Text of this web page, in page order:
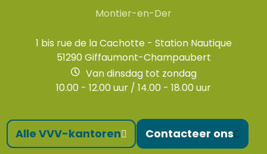
Montier-en-Der
1 bis rue de la Cachotte - Station Nautique
51290 Giffaumont-Champaubert
Van dinsdag tot zondag
10.00 - 12.00 uur / 14.00 - 18.00 uur
Alle VVV-kantoren Contacteer ons